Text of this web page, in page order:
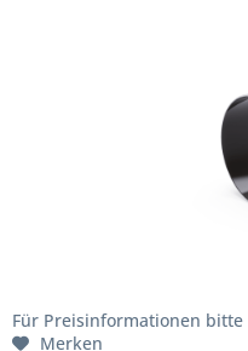
Für Preisinformationen bitte
Merken